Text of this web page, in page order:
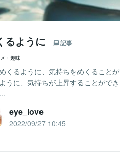
るように 記事
・趣味
くるように、気持ちをめくること
うに、気持ちが上昇することがで
eye_love
2022/09/27 10:45